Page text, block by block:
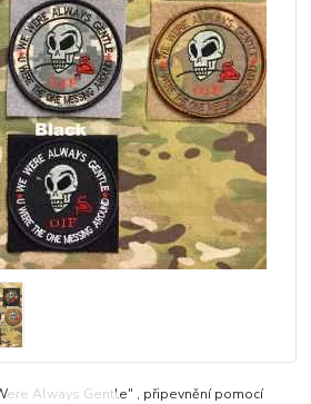
Always Gentle" , připevnění pomocí